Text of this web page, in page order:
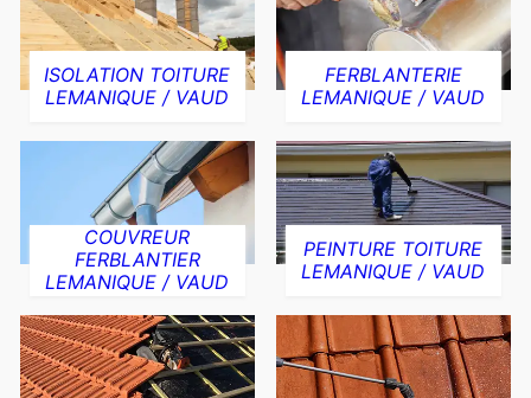
ISOLATION TOITURE
LEMANIQUE / VAUD
FERBLANTERIE
LEMANIQUE / VAUD
COUVREUR
FERBLANTIER
LEMANIQUE / VAUD
PEINTURE TOITURE
LEMANIQUE / VAUD